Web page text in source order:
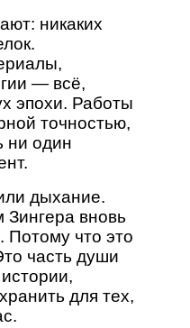
никаких
— всё,
эпохи. Работы
точностью,
ни один
дыхание.
Зингера вновь
Потому что это
часть души
для тех,